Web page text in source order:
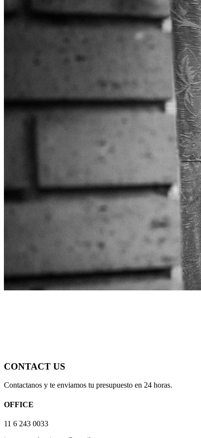
CONTACT US
Contactanos y te enviamos tu presupuesto en 24 horas.
OFFICE
11 6 243 0033